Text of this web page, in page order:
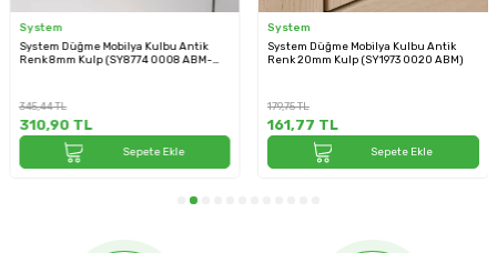
System
System Düğme Mobilya Kulbu Antik
Renk 8mm Kulp (SY8774 0008 ABM-
345,44TL
310,90TL
Sepete Ekle
System
System Düğme Mobilya Kulbu Antik
Renk 20mm Kulp (SY1973 0020 ABM)
179,75TL
161,77 TL
Sepete Ekle